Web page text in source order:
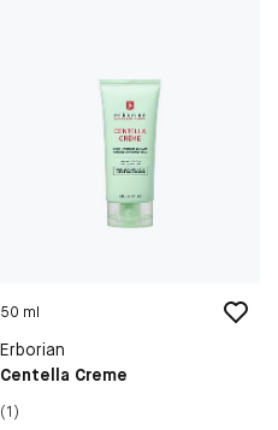
50 ml
Erborian
Centella Creme
(1)